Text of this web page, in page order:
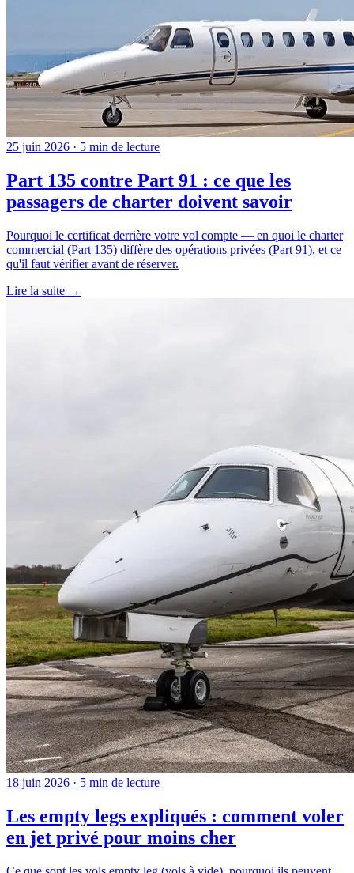
25 juin 2026 · 5 min de lecture
Part 135 contre Part 91 : ce que les
passagers de charter doivent savoir
Pourquoi le certificat derrière votre vol compte — en quoi le charter
commercial (Part 135) diffère des opérations privées (Part 91), et ce
qu'il faut vérifier avant de réserver.
Lire la suite →
18 juin 2026 · 5 min de lecture
Les empty legs expliqués : comment voler
en jet privé pour moins cher